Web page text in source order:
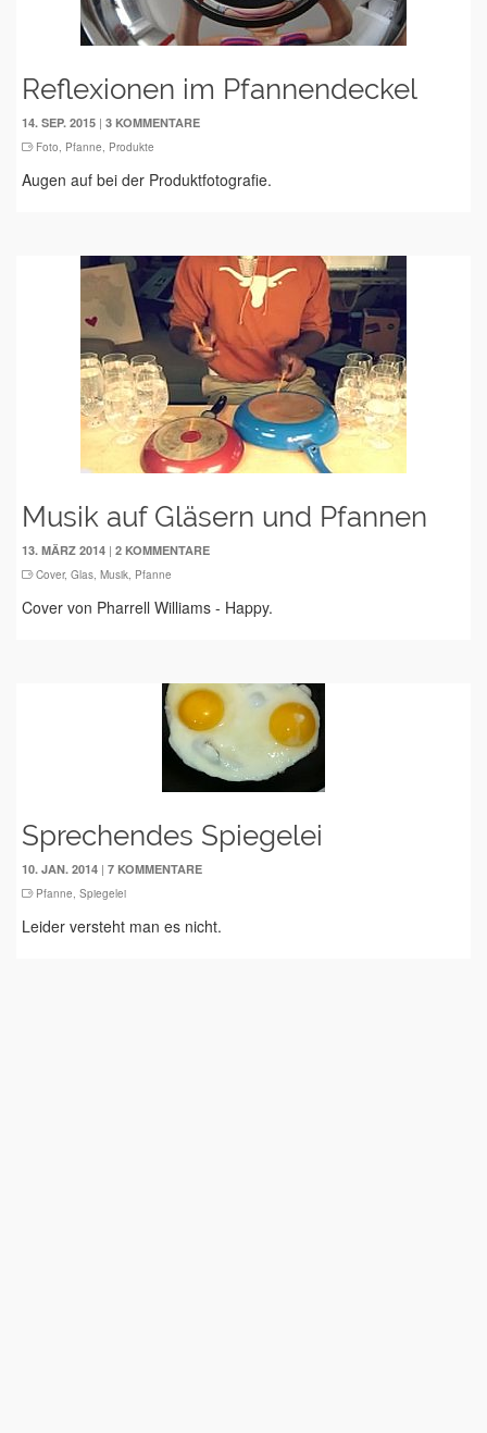
Reflexionen im Pfannendeckel
14. SEP. 2015 | 3 KOMMENTARE
Foto, Pfanne, Produkte
Augen auf bei der Produktfotografie.
Musik auf Gläsern und Pfannen
13. MÄRZ 2014 | 2 KOMMENTARE
Cover, Glas, Musik, Pfanne
Cover von Pharrell Williams - Happy.
Sprechendes Spiegelei
10. JAN. 2014 | 7 KOMMENTARE
Pfanne, Spiegelei
Leider versteht man es nicht.